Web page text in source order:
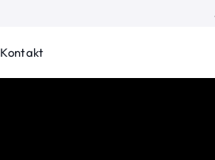
Kontakt